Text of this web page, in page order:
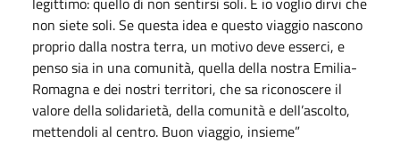
non siete soli. Se questa idea e questo viaggio nascono
proprio dalla nostra terra, un motivo deve esserci, e
penso sia in una comunità, quella della nostra Emilia-
Romagna e dei nostri territori, che sa riconoscere il
valore della solidarietà, della comunità e dell’ascolto,
mettendoli al centro. Buon viaggio, insieme”